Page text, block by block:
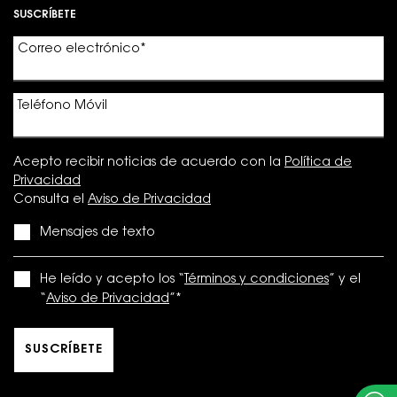
SUSCRÍBETE
Correo electrónico *
Teléfono Móvil
Acepto recibir noticias de acuerdo con la Política de
Privacidad
Consulta el Aviso de Privacidad
Mensajes de texto
He leído y acepto los “ Términos y condiciones ” y el
Aviso de Privacidad *
SUSCRÍBETE